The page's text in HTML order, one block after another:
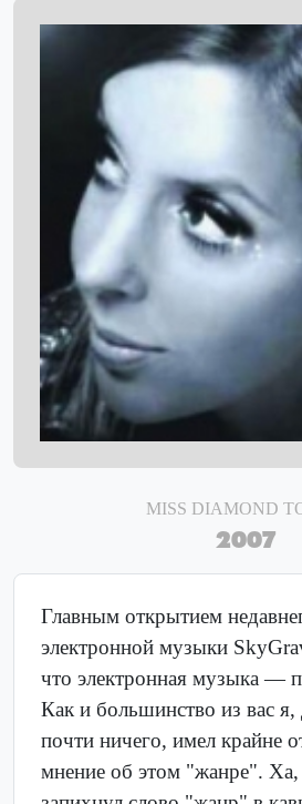
MISS DIAMOND
2007
Главным открытием
электронной музыки
что электронная музыка —
Как и большинство из вас
почти ничего, имел крайне
мнение об этом "жанре". Ха,